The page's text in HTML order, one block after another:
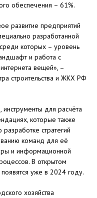
обеспечения – 61%.
развитие предприятий
разработанной
которых – уровень
и работа с
вещей», –
строительства и ЖКХ РФ
для расчёта
которые также
стратегий
команд для её
и информационной
В открытом
уже в 2024 году.
хозяйства